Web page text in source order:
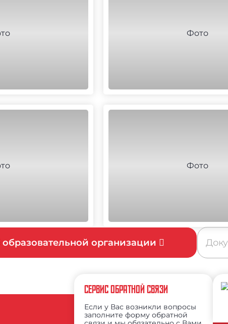
организации
СЕРВИС ОБРАТНОЙ СВЯЗИ
Если у Вас возникли вопросы
заполните форму обратной